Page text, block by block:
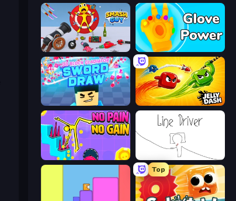
Smash Guy: Ragdoll Punch Hero Glove Power
Jelly Dash
No Pain No Gain - Ragdoll Sandbox
Top